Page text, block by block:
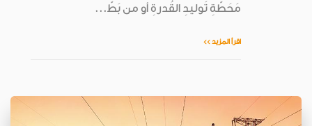
مَحَطّةِ تَوليدِ القُدرةِ أو من بَطّ...
اقرأ المزيد >>